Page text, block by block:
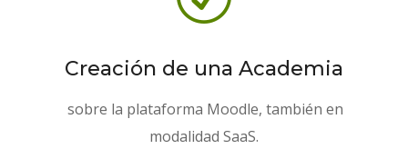
Creación de una Academia
sobre la plataforma Moodle, también en
modalidad SaaS.